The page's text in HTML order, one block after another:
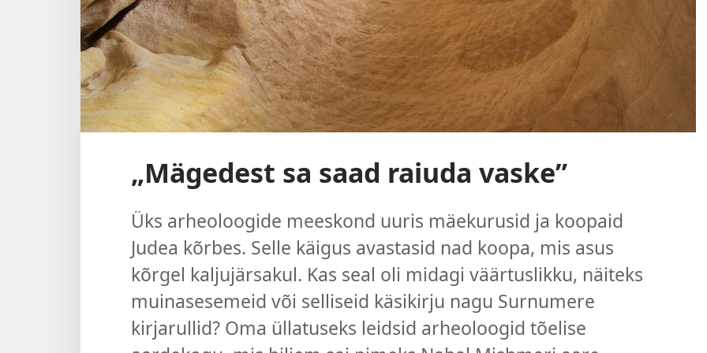
„Mägedest sa saad raiuda vaske”
Üks arheoloogide meeskond uuris mäekurusid ja koopaid
Judea kõrbes. Selle käigus avastasid nad koopa, mis asus
kõrgel kaljujärsakul. Kas seal oli midagi väärtuslikku, näiteks
muinasesemeid või selliseid käsikirju nagu Surnumere
kirjarullid? Oma üllatuseks leidsid arheoloogid tõelise